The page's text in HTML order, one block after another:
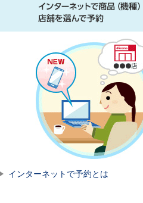
インターネットで予約とは